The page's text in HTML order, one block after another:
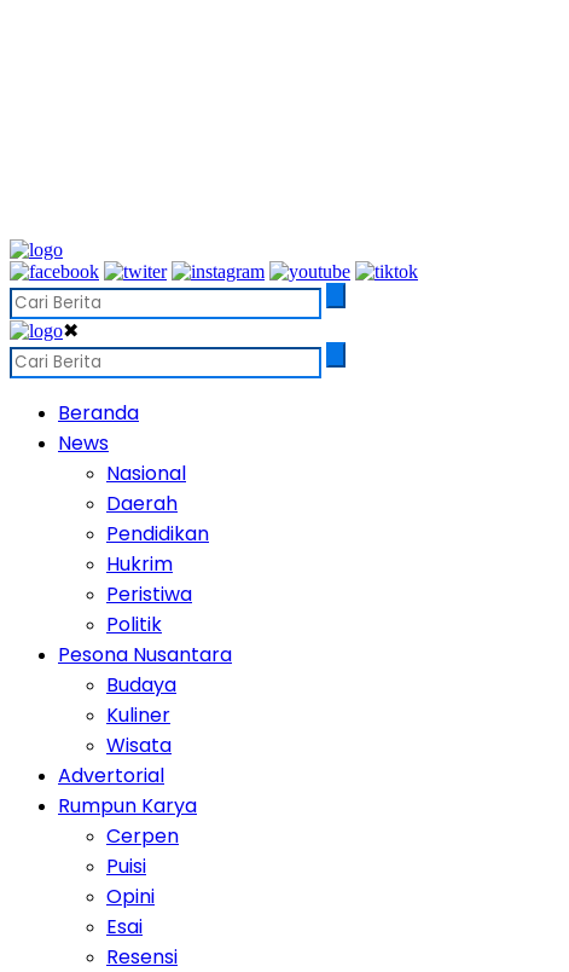
✖
Beranda
News
Nasional
Daerah
Pendidikan
Hukrim
Peristiwa
Politik
Pesona Nusantara
Budaya
Kuliner
Wisata
Advertorial
Rumpun Karya
Cerpen
Puisi
Opini
Esai
Resensi